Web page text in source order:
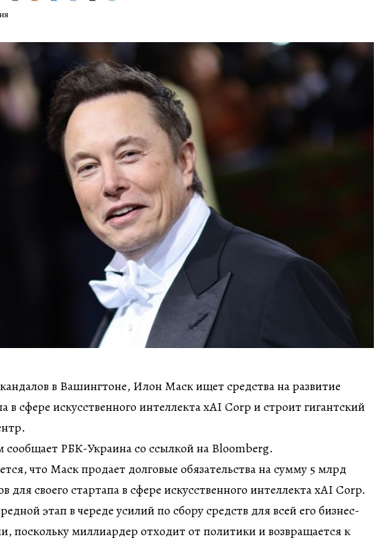
в Вашингтоне, Илон Маск ищет средства на развитие
в сфере искусственного интеллекта xAI Corp и строит гигантский
сообщает РБК-Украина со ссылкой на Bloomberg.
что Маск продает долговые обязательства на сумму 5 млрд
для своего стартапа в сфере искусственного интеллекта xAI Corp.
этап в череде усилий по сбору средств для всей его бизнес-
поскольку миллиардер отходит от политики и возвращается к